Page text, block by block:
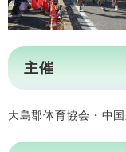
主催
大島郡体育協会・中